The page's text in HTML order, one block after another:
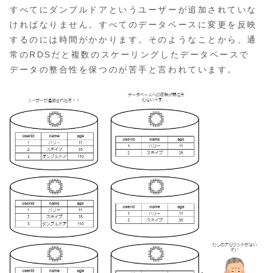
すべてにダンブルドアというユーザーが追加されていな
ければなりません。すべてのデータベースに変更を反映
するのには時間がかかります。そのようなことから、通
常のRDSだと複数のスケーリングしたデータベースで
データの整合性を保つのが苦手と言われています。